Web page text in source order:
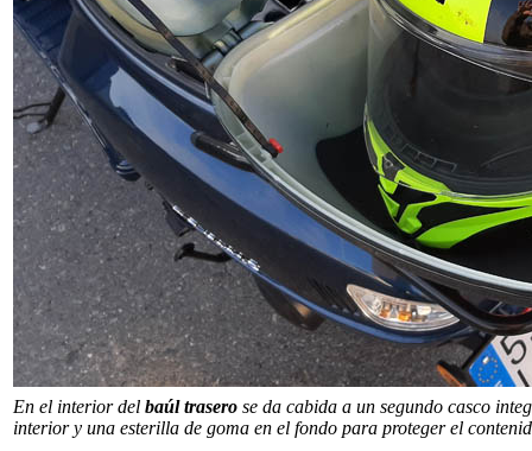
En el interior del baúl trasero se da cabida a un segundo casco
interior y una esterilla de goma en el fondo para proteger el